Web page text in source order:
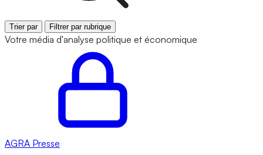
Trier par Filtrer par rubrique
Votre média d'analyse politique et économique
AGRA Presse